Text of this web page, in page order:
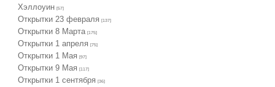
Хэллоуин [57]
Открытки 23 февраля [137]
Открытки 8 Марта [175]
Открытки 1 апреля [75]
Открытки 1 Мая [97]
Открытки 9 Мая [117]
Открытки 1 сентября [36]